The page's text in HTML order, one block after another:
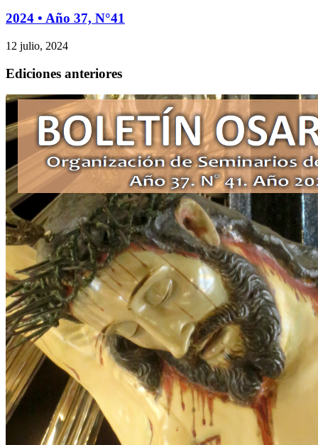
2024 • Año 37, N°41
12 julio, 2024
Ediciones anteriores